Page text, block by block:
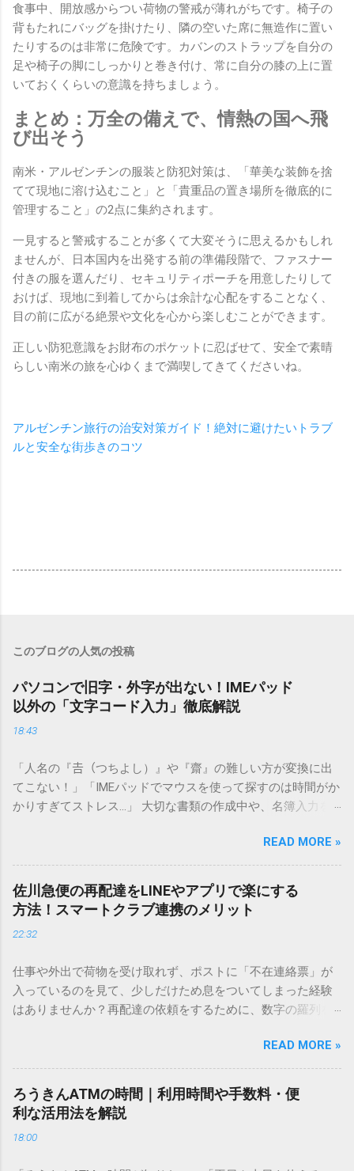
食事中、開放感からつい荷物の警戒が薄れがちです。椅子の
背もたれにバッグを掛けたり、隣の空いた席に無造作に置い
たりするのは非常に危険です。カバンのストラップを自分の
足や椅子の脚にしっかりと巻き付け、常に自分の膝の上に置
いておくくらいの意識を持ちましょう。
まとめ：万全の備えで、情熱の国へ飛
び出そう
南米・アルゼンチンの服装と防犯対策は、「華美な装飾を捨
てて現地に溶け込むこと」と「貴重品の置き場所を徹底的に
管理すること」の2点に集約されます。
一見すると警戒することが多くて大変そうに思えるかもしれ
ませんが、日本国内を出発する前の準備段階で、ファスナー
付きの服を選んだり、セキュリティポーチを用意したりして
おけば、現地に到着してからは余計な心配をすることなく、
目の前に広がる絶景や文化を心から楽しむことができます。
正しい防犯意識をお財布のポケットに忍ばせて、安全で素晴
らしい南米の旅を心ゆくまで満喫してきてくださいね。
アルゼンチン旅行の治安対策ガイド！絶対に避けたいトラブ
ルと安全な街歩きのコツ
このブログの人気の投稿
パソコンで旧字・外字が出ない！IMEパッド
以外の「文字コード入力」徹底解説
18:43
「人名の『𠮷（つちよし）』や『齋』の難しい方が変換に出
てこない！」「IMEパッドでマウスを使って探すのは時間がか
かりすぎてストレス…」 大切な書類の作成中や、名簿入力を
てしまいますよね。多くの人が「IMEパッド（手書き入力）」
を使いますが、実はマウスで一画ずつ書くのは非効率です
し、似た漢字が多すぎて結局見つからないことも少なくあり
ません。 そこで今回は、IMEパッドを使わずに、特定のコー
ドを打ち込むだけで一瞬で旧字や外字、特殊記号を呼び出す
「文字コード入力」のテクニックを詳しく解説します。 この
必要はありません。 1. なぜ「変換」しても旧字・外字が出て
こないのか？ そもそも、なぜ普通の変換で出てこない漢字が
あるのでしょうか。その理由は、パソコンが文字を認識する
は、JIS規格（日本産業規格）によって「第1水準」「第2水
準」といった形で整理されています。しかし、人名や地名に
使われる非常に古い漢字（旧字）や、特定の組織だけで作ら
れた「外字」は、この一般的な変換リストに含まれていない
ン上のすべての文字には、いわば「住所」のような番号が割
READ MORE »
佐川急便の再配達をLINEやアプリで楽にする
方法！スマートクラブ連携のメリット
22:32
仕事や外出で荷物を受け取れず、ポストに「不在連絡票」が
入っているのを見て、少しだけため息をついてしまった経験
はありませんか？再配達の依頼をするために、数字の羅列を
ことに申し訳なさを感じたりすることもあるかもしれませ
ん。 「もっとスムーズに、自分のタイミングで受け取りた
い」 「わざわざ電話をかけずに、スマホ一つで完結させた
い」 そんな願いを叶えてくれるのが、佐川急便の会員制サー
ビス「スマートクラブ」と、LINEや公式アプリの連携です。
これらを活用するだけで、再配達のストレスは驚くほど軽く
READ MORE »
ろうきんATMの時間｜利用時間や手数料・便
利な活用法を解説
18:00